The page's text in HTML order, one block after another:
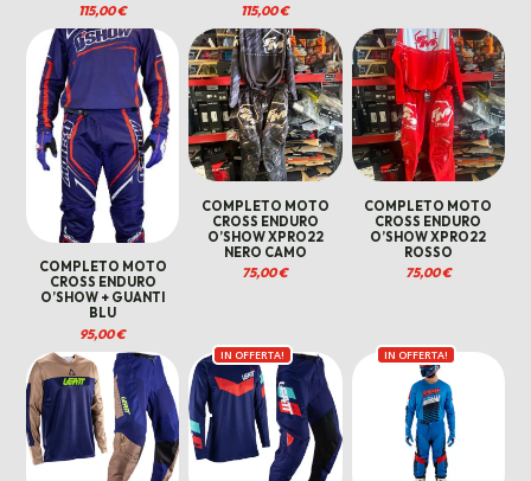
115,00€
115,00€
COMPLETO MOTO
CROSS ENDURO
O’SHOW + GUANTI
BLU
95,00€
COMPLETO MOTO
CROSS ENDURO
O’SHOW XPRO22
NERO CAMO
75,00€
COMPLETO MOTO
CROSS ENDURO
O’SHOW XPRO22
ROSSO
75,00€
IN OFFERTA! IN OFFERTA!